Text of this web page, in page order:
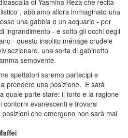
di Yasmina Reza che recita
abbiamo allora immaginato una
una gabbia o un acquario - per
ingrandimento - e sotto gli occhi degli
- questo insolito ménage crudele
una sorta di gabinetto
semovente.
spettatori saremo partecipi e
prendere una posizione. E sarà
quale parte stare: il torto e la ragione
contorni evanescenti e trovarsi
posizioni che emergono non sarà mai